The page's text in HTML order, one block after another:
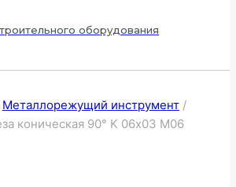
оборудования
Металлорежущий инструмент /
коническая 90° K 06х03 M06